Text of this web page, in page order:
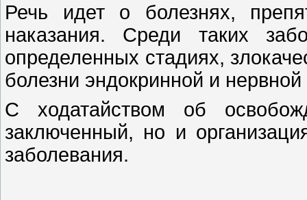
Речь идет о болезнях,
наказания. Среди таких
определенных стадиях,
болезни эндокринной и
С ходатайством об
заключенный, но и
заболевания.